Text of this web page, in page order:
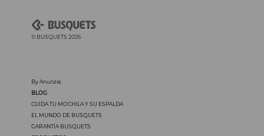
© BUSQUETS 2026
By Anunzia
BLOG
CUIDA TU MOCHILA Y SU ESPALDA
EL MUNDO DE BUSQUETS
GARANTÍA BUSQUETS